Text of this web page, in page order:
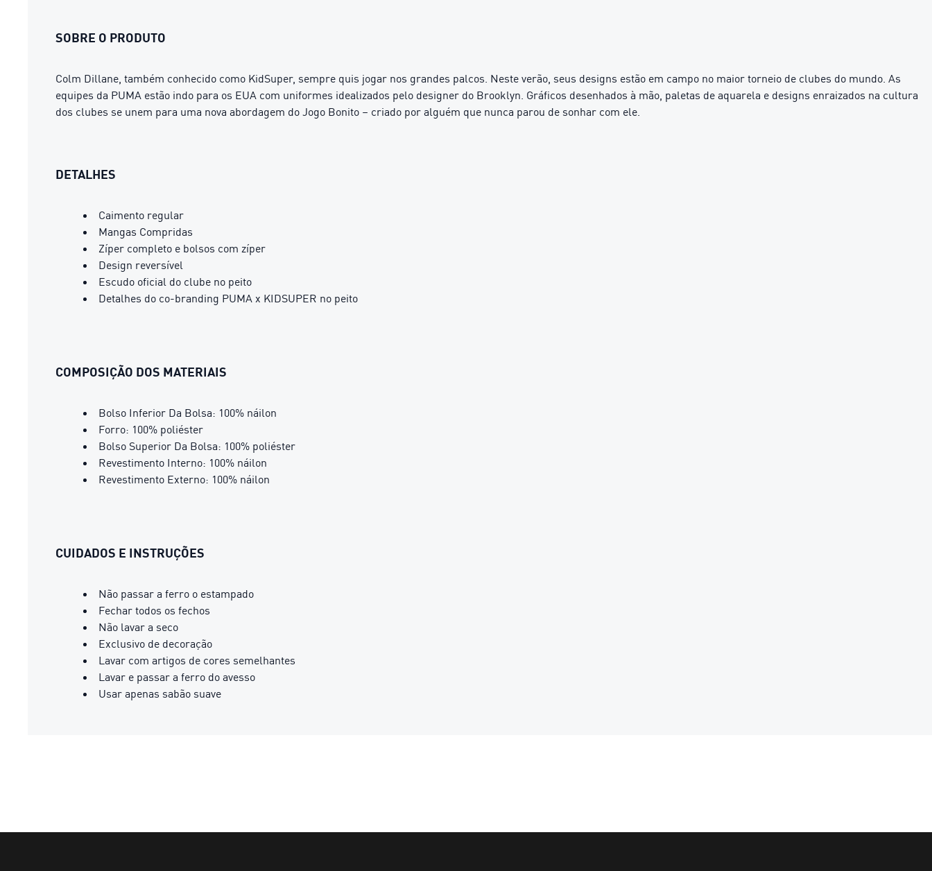
SOBRE O PRODUTO
Colm Dillane, também conhecido como KidSuper, sempre quis jogar nos grandes palcos. Neste verão, seus designs estão em campo no maior torneio de clubes do mundo. As
equipes da PUMA estão indo para os EUA com uniformes idealizados pelo designer do Brooklyn. Gráficos desenhados à mão, paletas de aquarela e designs enraizados na cultura
dos clubes se unem para uma nova abordagem do Jogo Bonito – criado por alguém que nunca parou de sonhar com ele.
DETALHES
Caimento regular
Mangas Compridas
Zíper completo e bolsos com zíper
Design reversível
Escudo oficial do clube no peito
Detalhes do co-branding PUMA x KIDSUPER no peito
COMPOSIÇÃO DOS MATERIAIS
Bolso Inferior Da Bolsa: 100% náilon
Forro: 100% poliéster
Bolso Superior Da Bolsa: 100% poliéster
Revestimento Interno: 100% náilon
Revestimento Externo: 100% náilon
CUIDADOS E INSTRUÇÕES
Não passar a ferro o estampado
Fechar todos os fechos
Não lavar a seco
Exclusivo de decoração
Lavar com artigos de cores semelhantes
Lavar e passar a ferro do avesso
Usar apenas sabão suave